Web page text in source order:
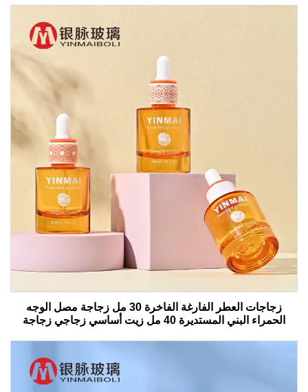
زجاجات العطر الفارغة الفاخرة 30 مل زجاجة مصل الوجه
الحمراء البني المستديرة 40 مل زيت أساسي زجاجي زجاجة